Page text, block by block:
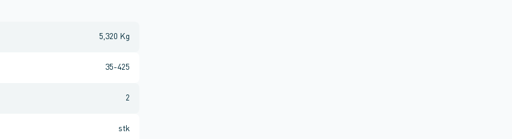
5,320 Kg
35-425
2
stk